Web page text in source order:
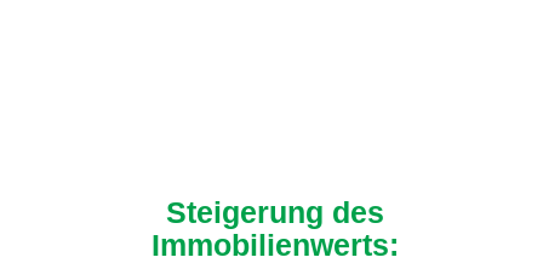
Steigerung des
Immobilienwerts: